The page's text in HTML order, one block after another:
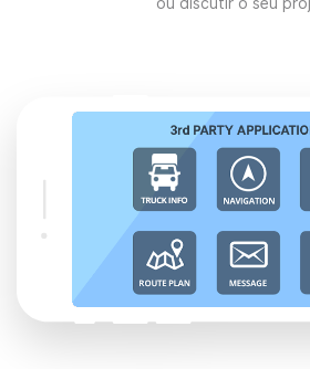
ou discutir o seu